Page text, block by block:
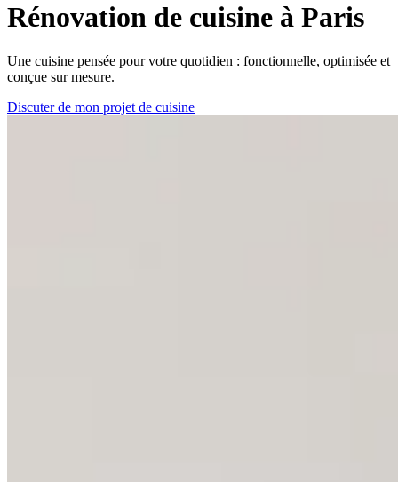
Rénovation de cuisine à Paris
Une cuisine pensée pour votre quotidien : fonctionnelle, optimisée et
conçue sur mesure.
Discuter de mon projet de cuisine